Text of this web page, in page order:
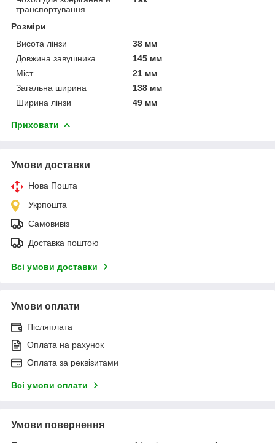
транспортування
Розміри
Висота лінзи
38 мм
Довжина завушника
145 мм
Міст
21 мм
Загальна ширина
138 мм
Ширина лінзи
49 мм
Приховати
Умови доставки
Нова Пошта
Укрпошта
Самовивіз
Доставка поштою
Всі умови доставки
Умови оплати
Післяплата
Оплата на рахунок
Оплата за реквізитами
Всі умови оплати
Умови повернення